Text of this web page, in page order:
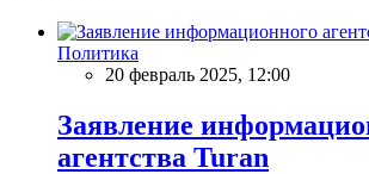
Политика
20 февраль 2025, 12:00
Заявление
агентства Turan